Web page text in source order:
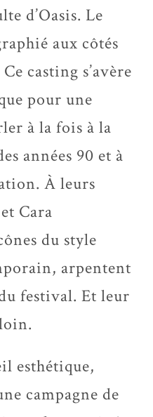
d’Oasis. Le
aux côtés
casting s’avère
pour une
à la fois à la
années 90 et à
À leurs
Cara
du style
arpentent
festival. Et leur
.
esthétique,
campagne de